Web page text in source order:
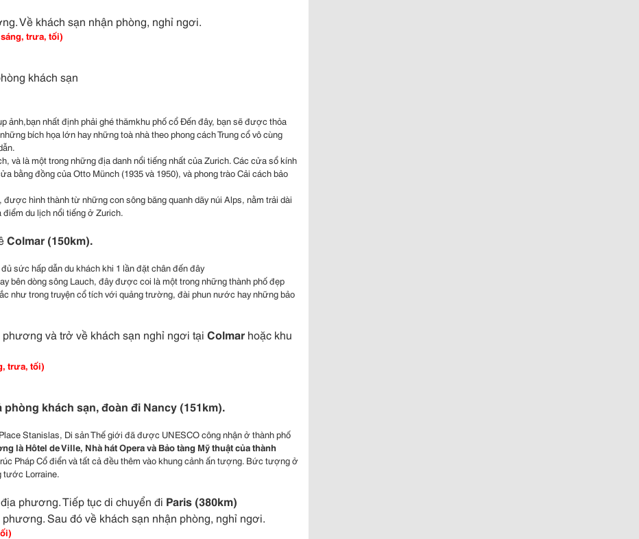
Về khách sạn nhận phòng, nghỉ ngơi.
sáng, trưa, tối)
khách sạn
ảnh,bạn nhất định phải ghé thămkhu phố cổ Đến đây, bạn sẽ được thỏa
bích họa lớn hay những toà nhà theo phong cách Trung cổ vô cùng
và là một trong những địa danh nổi tiếng nhất của Zurich. Các cửa sổ kính
bằng đồng của Otto Münch (1935 và 1950), và phong trào Cải cách bảo
hình thành từ những con sông băng quanh dãy núi Alps, nằm trải dài
du lịch nổi tiếng ở Zurich.
Colmar (150km).
sức hấp dẫn du khách khi 1 lần đặt chân đến đây
bên dòng sông Lauch, đây được coi là một trong những thành phố đẹp
như trong truyện cổ tích với quảng trường, đài phun nước hay những bảo
và trở về khách sạn nghỉ ngơi tại Colmar hoặc khu
trưa, tối)
khách sạn, đoàn đi Nancy (151km).
Stanislas, Di sản Thế giới đã được UNESCO công nhận ở thành phố
là Hôtel de Ville, Nhà hát Opera và Bảo tàng Mỹ thuật của thành
Pháp Cổ điển và tất cả đều thêm vào khung cảnh ấn tượng. Bức tượng ở
tước Lorraine.
phương. Tiếp tục di chuyển đi Paris (380km)
Sau đó về khách sạn nhận phòng, nghỉ ngơi.